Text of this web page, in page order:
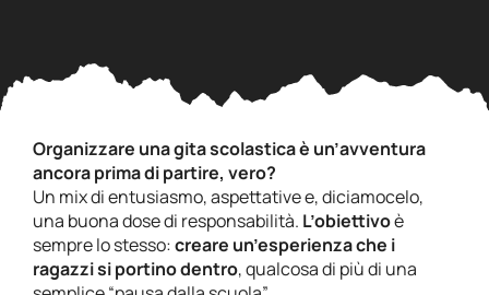
Organizzare una gita scolastica è un’avventura
ancora prima di partire, vero?
Un mix di entusiasmo, aspettative e, diciamocelo,
una buona dose di responsabilità. L’obiettivoè
sempre lo stesso:creare un’esperienza che i
ragazzi si portino dentro, qualcosa di più di una